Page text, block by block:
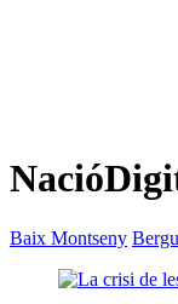
Baix Montseny